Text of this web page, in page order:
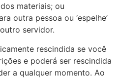
materiais; ou
outra pessoa ou ‘espelhe’
servidor.
rescindida se você
e poderá ser rescindida
a qualquer momento. Ao